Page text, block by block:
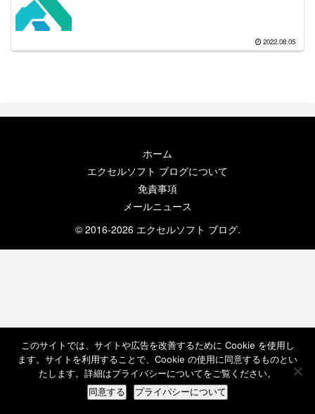
2022.08.05
ホーム
エクセルソフト ブログについて
免責事項
メールニュース
© 2016-2026 エクセルソフト ブログ.
このサイトでは、サイトや広告を改善するために Cookie を使用し
ます。サイトを利用することで、Cookie の使用に同意するものとい
たします。詳細はプライバシーについてをご覧ください。
同意する プライバシーについて